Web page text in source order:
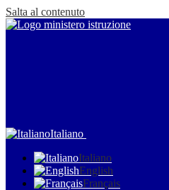
Salta al contenuto
Italiano
Italiano
English
Français